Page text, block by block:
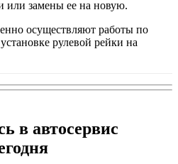
или замены ее на новую.
осуществляют работы по
рулевой рейки на
в автосервис